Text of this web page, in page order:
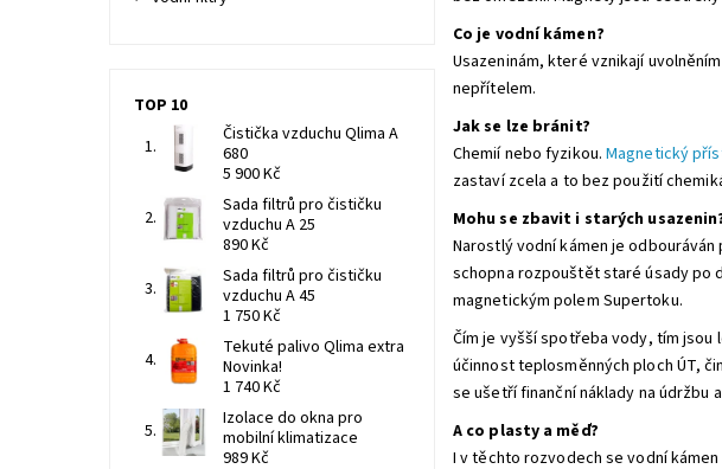
Co je vodní kámen?
Usazeninám, které vznikají
nepřítelem.
Jak se lze bránit?
Chemií nebo fyzikou.Magnetický
zastaví zcela a to bez použití
Mohu se zbavit i starých
Narostlý vodní kámen je
schopna rozpouštět staré úsady po
magnetickým polem Supertoku.
Čím je vyšší spotřeba vody, tím jsou
účinnost teplosměnných ploch ÚT,
se ušetří finanční náklady na údržbu
A co plasty a měď?
I v těchto rozvodech se vodní
TOP 10
Čistička vzduchu Qlima A
680
5 900 Kč
Sada filtrů pro čističku
vzduchu A 25
890 Kč
Sada filtrů pro čističku
vzduchu A 45
1 750 Kč
Tekuté palivo Qlima extra
Novinka!
1 740 Kč
Izolace do okna pro
mobilní klimatizace
989 Kč